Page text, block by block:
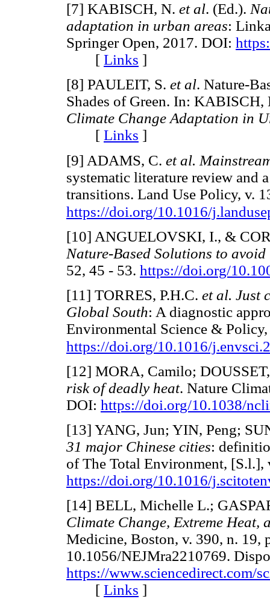
[7] KABISCH, N. et al. (Ed.).
adaptation in urban areas:
Springer Open, 2017. DOI:
[ Links ]
[8] PAULEIT, S. et al. Nature-
Shades of Green. In:
Climate Change Adaptation in
[ Links ]
[9] ADAMS, C. et al.
systematic literature review and
transitions. Land Use Policy, v.
https://doi.org/10.1016/
[10] ANGUELOVSKI, I., &
Nature-Based Solutions to
52, 45 - 53. https://doi.org/
[11] TORRES, P.H.C. et al. Just
Global South: A diagnostic
Environmental Science &
https://doi.org/10.1016/
[12] MORA, Camilo;
risk of deadly heat. Nature
DOI: https://doi.org/10.1038/
[13] YANG, Jun; YIN, Peng;
31 major Chinese cities:
of The Total Environment,
https://doi.org/10.1016/
[14] BELL, Michelle L.;
Climate Change, Extreme Heat,
Medicine, Boston, v. 390, n. 19,
10.1056/NEJMra2210769.
https://www.sciencedirect.com/
[ Links ]